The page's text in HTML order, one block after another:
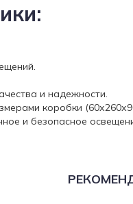
и надежности.
коробки
и безопасное